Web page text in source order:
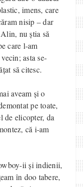
imens, care
nisip – dar
nu știa să
care l-am
asta se-
să citesc.
aveam și o
pe toate,
de elicopter, da
că i-am
ii și indienii,
în doo tabere,